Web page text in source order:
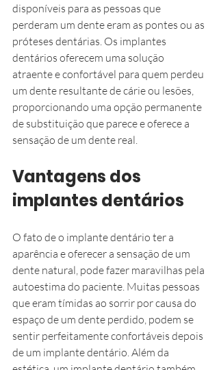
disponíveis para as pessoas que
perderam um dente eram as pontes ou as
próteses dentárias. Os implantes
dentários oferecem uma solução
atraente e confortável para quem perdeu
um dente resultante de cárie ou lesões,
proporcionando uma opção permanente
de substituição que parece e oferece a
sensação de um dente real.
Vantagens dos
implantes dentários
O fato de o implante dentário ter a
aparência e oferecer a sensação de um
dente natural, pode fazer maravilhas pela
autoestima do paciente. Muitas pessoas
que eram tímidas ao sorrir por causa do
espaço de um dente perdido, podem se
sentir perfeitamente confortáveis depois
de um implante dentário. Além da